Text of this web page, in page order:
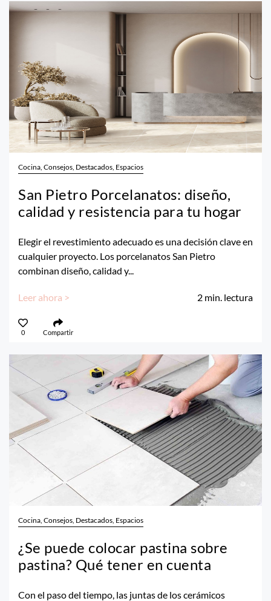
Cocina, Consejos, Destacados, Espacios
San Pietro Porcelanatos: diseño,
calidad y resistencia para tu hogar
Elegir el revestimiento adecuado es una decisión clave en
cualquier proyecto. Los porcelanatos San Pietro
combinan diseño, calidad y...
Leer ahora > 2 min. lectura
0 Compartir
Cocina, Consejos, Destacados, Espacios
¿Se puede colocar pastina sobre
pastina? Qué tener en cuenta
Con el paso del tiempo, las juntas de los cerámicos